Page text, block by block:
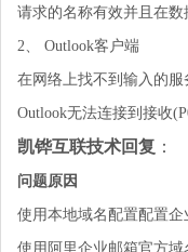
请求的名称有效并且在
2、 Outlook客户端
在网络上找不到输入的
Outlook无法连接到接收
凯铧互联技术回复 ：
问题原因
使用本地域名配置配置
使用阿里企业邮箱官方